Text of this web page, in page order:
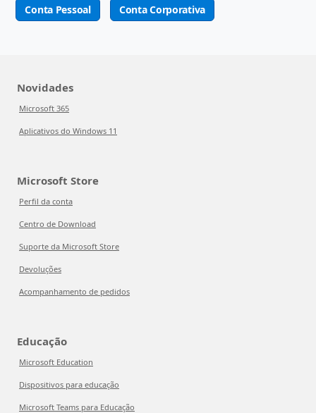
Conta Pessoal Conta Corporativa
Novidades
Microsoft 365
Aplicativos do Windows 11
Microsoft Store
Perfil da conta
Centro de Download
Suporte da Microsoft Store
Devoluções
Acompanhamento de pedidos
Educação
Microsoft Education
Dispositivos para educação
Microsoft Teams para Educação